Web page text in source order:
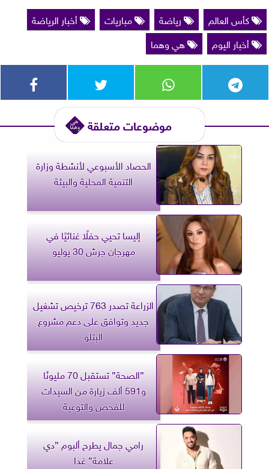
كأس العالم
رياضة مباريات
أخبار الرياضة
أخبار اليوم
هي وهما
موضوعات متعلقة
الحصاد الأسبوعي لأنشطة وزارة
التنمية المحلية والبيئة
إليسا تحيي حفلًا غنائيًا في
مهرجان جرش 30 يوليو
الزراعة تصدر 763 ترخيص تشغيل
جديد وتوافق على دعم مشروع
البتلو
”الصحة” تستقبل 70 مليونًا
و591 ألف زيارة من السيدات
للفحص والتوعية
رامي جمال يطرح ألبوم ”دي
علامة” غدا